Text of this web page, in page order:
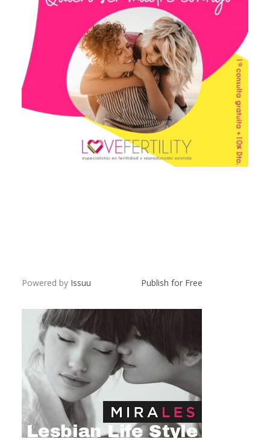
Powered by Issuu Publish for Free